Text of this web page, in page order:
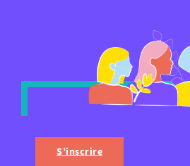
S’inscrire